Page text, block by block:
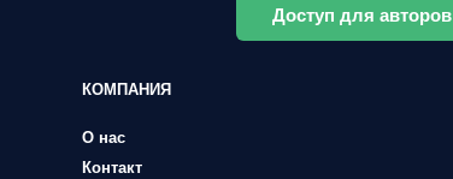
Доступ для авторов
КОМПАНИЯ
О нас
Контакт